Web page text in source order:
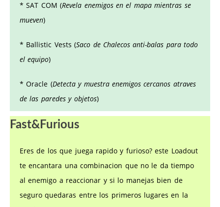
* SAT COM (Revela enemigos en el mapa mientras se
mueven)
* Ballistic Vests (Saco de Chalecos anti-balas para todo
el equipo)
* Oracle (Detecta y muestra enemigos cercanos atraves
de las paredes y objetos)
Fast&Furious
Eres de los que juega rapido y furioso? este Loadout
te encantara una combinacion que no le da tiempo
al enemigo a reaccionar y si lo manejas bien de
seguro quedaras entre los primeros lugares en la